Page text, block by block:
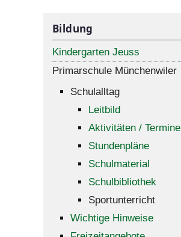
Bildung
Kindergarten Jeuss
Primarschule Münchenwiler
Schulalltag
Leitbild
Aktivitäten / Termine
Stundenpläne
Schulmaterial
Schulbibliothek
Sportunterricht
Wichtige Hinweise